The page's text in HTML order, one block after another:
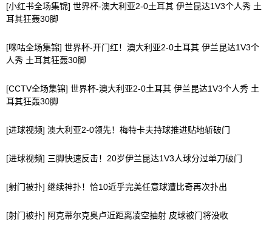
[小红书全场集锦] 世界杯-澳大利亚2-0土耳其 伊兰昆达1V3个人秀 土
耳其狂轰30脚
[咪咕全场集锦] 世界杯-开门红！澳大利亚2-0土耳其 伊兰昆达1V3个
人秀 土耳其狂轰30脚
[CCTV全场集锦] 世界杯-澳大利亚2-0土耳其 伊兰昆达1V3个人秀 土
耳其狂轰30脚
[进球视频] 澳大利亚2-0领先！梅特卡夫持球推进贴地斩破门
[进球视频] 三脚快速反击！20岁伊兰昆达1V3人球分过单刀破门
[射门被扑] 继续神扑！恰10近乎完美任意球遭比奇再次扑出
[射门被扑] 阿克蒂尔克奥卢近距离凌空抽射 皮球被门将没收